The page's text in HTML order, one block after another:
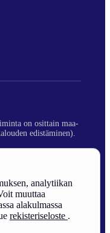
analytiikan
muuttaa
alakulmassa
rekisteriseloste .
on osittain maa-
edistäminen).